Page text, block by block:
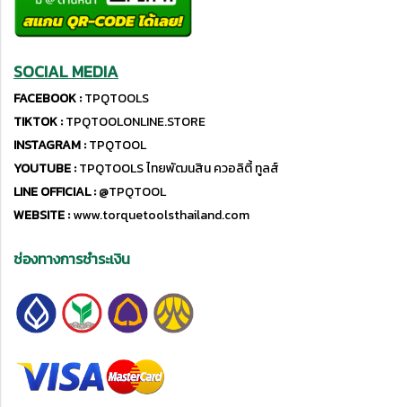
SOCIAL MEDIA
FACEBOOK :TPQTOOLS
TIKTOK :TPQTOOLONLINE.STORE
INSTAGRAM :TPQTOOL
YOUTUBE :TPQTOOLS ไทยพัฒนสิน ควอลิตี้ ทูลส์
LINE OFFICIAL :@TPQTOOL
WEBSITE :www.torquetoolsthailand.com
ช่องทางการชำระเงิน